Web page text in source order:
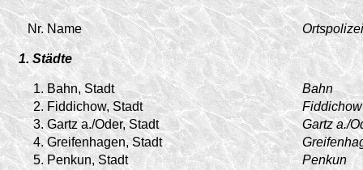
Nr. Name
1. Städte
1. Bahn, Stadt
Bahn
2. Fiddichow, Stadt
Fiddichow
3. Gartz a./Oder, Stadt
Gartz a./
4. Greifenhagen, Stadt
5. Penkun, Stadt Penkun